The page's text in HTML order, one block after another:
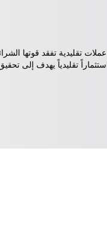
تقليدية تفقد قوتها
استثماراً تقليدياً يهدف